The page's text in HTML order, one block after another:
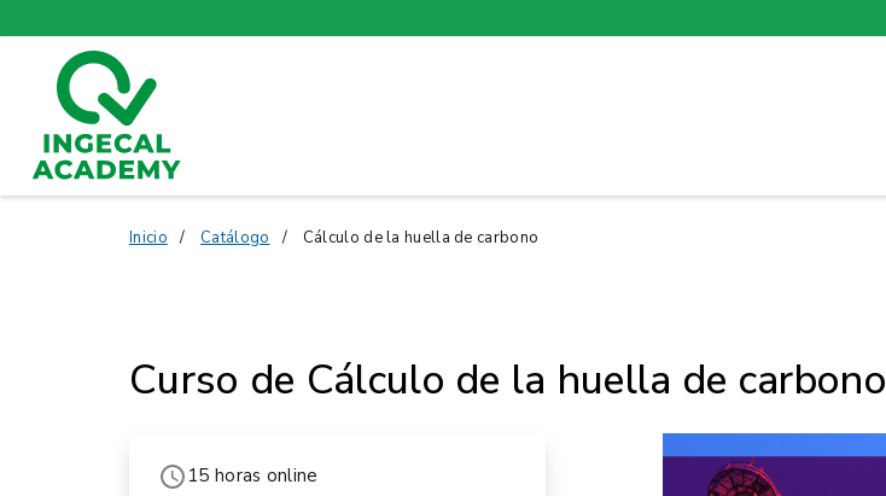
Inicio Catálogo Cálculo de la huella de carbono
Curso de Cálculo de la huella de carbono
15 horas online